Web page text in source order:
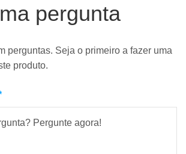
pergunta
perguntas. Seja o primeiro a fazer uma
produto.